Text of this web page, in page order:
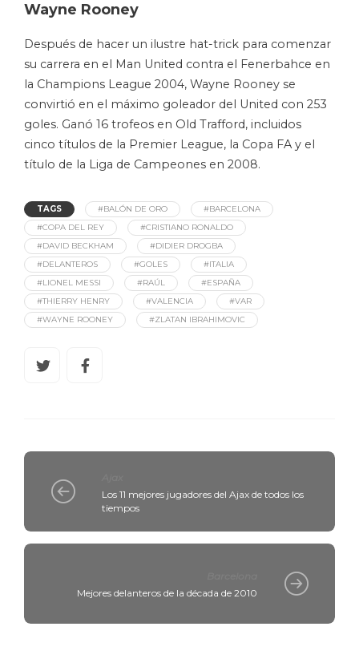
Wayne Rooney
Después de hacer un ilustre hat-trick para comenzar
su carrera en el Man United contra el Fenerbahce en
la Champions League 2004, Wayne Rooney se
convirtió en el máximo goleador del United con 253
goles. Ganó 16 trofeos en Old Trafford, incluidos
cinco títulos de la Premier League, la Copa FA y el
título de la Liga de Campeones en 2008.
TAGS #BALÓN DE ORO
#BARCELONA
#COPA DEL REY
#CRISTIANO RONALDO
#DAVID BECKHAM
#DIDIER DROGBA
#DELANTEROS
#GOLES
#ITALIA
#LIONEL MESSI
#RAÚL
#ESPAÑA
#THIERRY HENRY
#VALENCIA
#VAR
#WAYNE ROONEY
#ZLATAN IBRAHIMOVIC
Los 11 mejores jugadores del Ajax de todos los
tiempos
Mejores delanteros de la década de 2010